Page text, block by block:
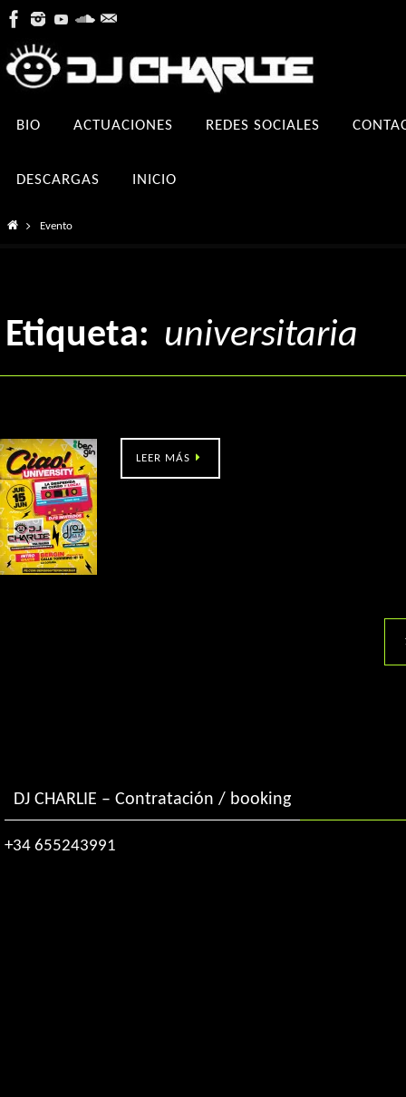
contenido
BIO ACTUACIONES REDES SOCIALES
DESCARGAS INICIO
InicioEvento
Etiqueta: universitaria
LEER MÁS
DJ CHARLIE – Contratación / booking
+34 655243991